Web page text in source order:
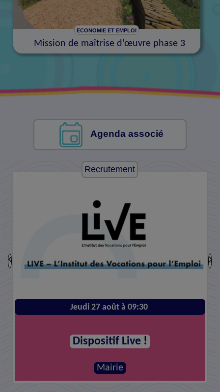
ECONOMIE ET EMPLOI
Mission de maîtrise d’œuvre phase 3
Agenda associé
Recrutement
Jeudi 27 août à 09:30
Dispositif Live !
Mairie